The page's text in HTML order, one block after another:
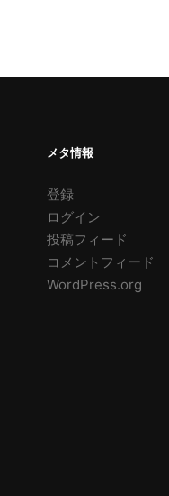
メタ情報
登録
ログイン
投稿フィード
コメントフィード
WordPress.org